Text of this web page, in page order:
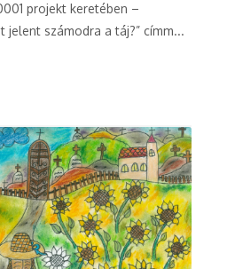
projekt keretében –
számodra a táj?” címm...